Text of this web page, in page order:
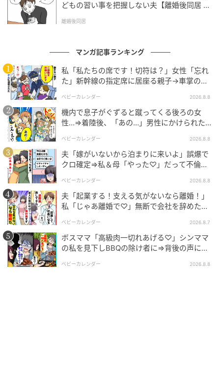
その言葉は冷たく聞こえたかもしれませんが、自分自
身を守るための選択でした。これまで「家族だから」
ちや立場を大切にする必要があると実感したのです。
誰かを支えることは大切ですが、それが一方的になっ
てしまうと、関係は長続きしません。私はこれから、
自分の人生を自分の意思で選んでいきたいと思ってい
ます。
－－－－－－－－－－－－－－
家族間であっても、支援や援助は当然のものではな
く、相手への配慮や感謝があってこそ成り立つもので
す。相手を思う気持ちと同じくらい、自分自身を守る
視点も大切にしたいものですね。
※本記事は、実際の体験談をもとに作成しています。
取材対象者の個人が特定されないよう固有名詞などに
変更を加えながら構成しています。
※AI生成画像を使用しています
どもの習い事を把握しない夫【離婚後同居 Vo
離婚後同居
マンガ記事ランキング
私「私たちの席です！切符は？」女性「忘れ
た」新幹線の指定席に居座る親子→車掌の注
ベビーカレンダー 2026.8.8
機内で息子がぐずると蹴ってくる後ろの女
性…⇒着陸後、「あの…」男性にかけられた驚
ベビーカレンダー 2026.8.8
夫「嫁がいないから泊まりに来いよ」誤爆で
クロ確定⇒私＆母「やった♡」だって不倫相
ベビーカレンダー 2026.8.8
夫「起業する！支える気がないなら離婚！」
私「じゃあ離婚で♡」無断で会社を辞めた元
ベビーカレンダー 2026.8.7
ボスママ「高級肉一切れあげる♡」シンママ
の私を見下しBBQの除け者に⇒背後の声に突
ベビーカレンダー 2026.8.8